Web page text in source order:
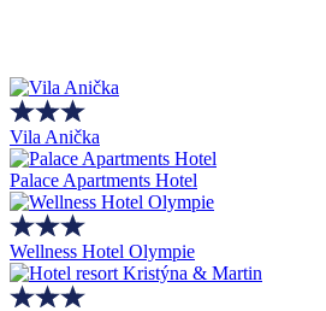
Vila Anička
Palace Apartments Hotel
Wellness Hotel Olympie